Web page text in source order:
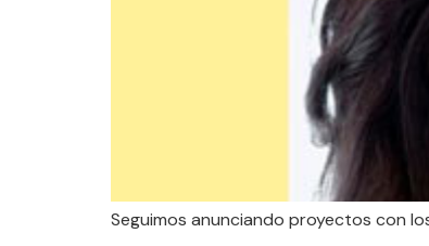
Seguimos anunciando proyectos con